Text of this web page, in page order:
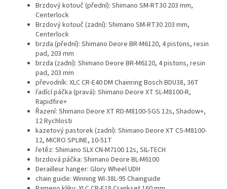
Brzdový kotouč (přední): Shimano SM-RT30 203 mm,
Centerlock
Brzdový kotouč (zadní): Shimano SM-RT30 203 mm,
Centerlock
brzda (přední): Shimano Deore BR-M6120, 4 pistons, resin
pad, 203 mm
brzda (zadní): Shimano Deore BR-M6120, 4 pistons, resin
pad, 203 mm
převodník: XLC CR-E40 DM Chainring Bosch BDU38, 36T
řadící páčka (pravá): Shimano Deore XT SL-M8100-R,
Rapidfire+
Řazení: Shimano Deore XT RD-M8100-SGS 12s, Shadow+,
12 Rychlosti
kazetový pastorek (zadní): Shimano Deore XT CS-M8100-
12, MICRO SPLINE, 10-51T
řetěz: Shimano SLX CN-M7100 12s, SIL-TECH
brzdová páčka: Shimano Deore BL-M6100
Derailleur hanger: Glory Wheel UDH
chain guide: Winning WI-38L-95 Chainguide